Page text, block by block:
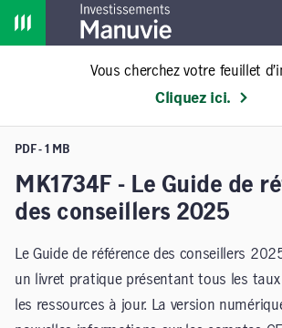
Home
Vous cherchez votre feuillet
Cliquez ici.
PDF - 1 MB
MK1734F - Le Guide de
des conseillers 2025
Le Guide de référence des conseillers
un livret pratique présentant tous les taux
les ressources à jour. La version